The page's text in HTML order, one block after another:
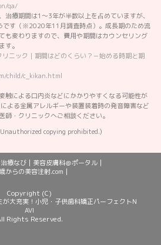
qa/
治療期間は1～3年が半数以上を占めていますが、
です（※2020年11月調査時点）。成長期のため流
も変わりますので、費用や期間はカウンセリング
す。
ニック｜期間はどのくらい？－始める時期と期
child/c_kikan.html
触による口内炎などにかかりやすくなる可能性が
よる金属アレルギーや装置装着時の発音障害など
師・クリニックへご相談ください。
copying prohibited.)
療なび| 美容皮膚科＠ポータル|
からの美容注射.com |
Copyright (C)
大充実！小児・子供歯科矯正パーフェクトN
AVI
Rights Reserved.